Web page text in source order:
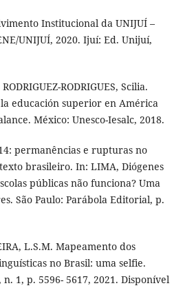
Institucional da UNIJUÍ –
UNIJUÍ, 2020. Ijuí: Ed. Unijuí,
RODRIGUES, Scilia.
educación superior en América
México: Unesco-Iesalc, 2018.
permanências e rupturas no
brasileiro. In: LIMA, Diógenes
públicas não funciona? Uma
São Paulo: Parábola Editorial, p.
L.S.M. Mapeamento dos
no Brasil: uma selfie.
1, p. 5596- 5617, 2021. Disponível